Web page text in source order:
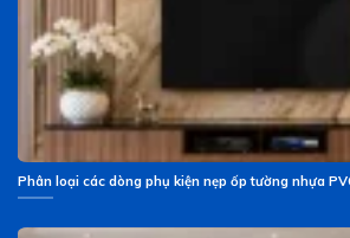
Phân loại các dòng phụ kiện nẹp ốp tường nhựa